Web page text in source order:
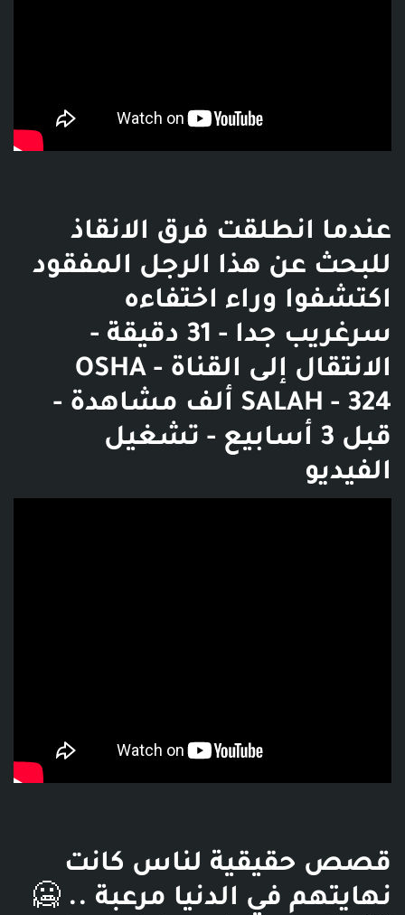
عندما انطلقت فرق الانقاذ
للبحث عن هذا الرجل المفقود
اكتشفوا وراء اختفاءه
سرغريب جدا - 31 دقيقة -
الانتقال إلى القناة - OSHA
SALAH - 324 ألف مشاهدة -
قبل 3 أسابيع - تشغيل
الفيديو
قصص حقيقية لناس كانت
نهايتهم في الدنيا مرعبة .. 🥶